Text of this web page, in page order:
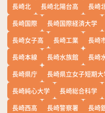
長崎北
長崎北陽台高 長崎
長崎国際
長崎国際経済大学
長崎女子高
長崎工業 長崎
長崎本線
長崎水族館 長崎
長崎県庁
長崎県立女子短期
長崎純心大学
長崎総合科学
長崎西高
長崎警察署 長崎